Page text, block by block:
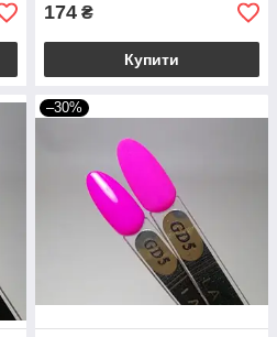
174 ₴
Купити
–30%